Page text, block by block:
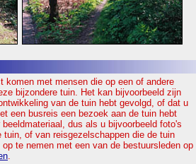
komen met mensen die op een of andere
bijzondere tuin. Het kan bijvoorbeeld zijn
van de tuin hebt gevolgd, of dat u
een busreis een bezoek aan de tuin hebt
dus als u bijvoorbeeld foto's
tuin, of van reisgezelschappen die de tuin
te nemen met een van de bestuursleden op
.